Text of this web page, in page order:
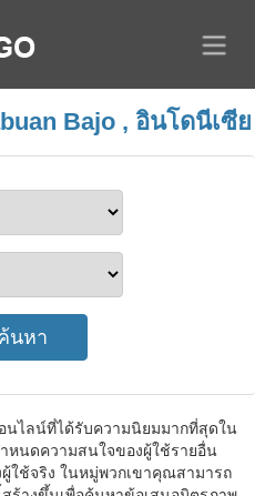
Bajo , อินโดนีเซีย
นไลน์ที่ได้รับความนิยมมากที่สุดใน
หนดความสนใจของผู้ใช้รายอื่น
ใช้จริง ในหมู่พวกเขาคุณสามารถ